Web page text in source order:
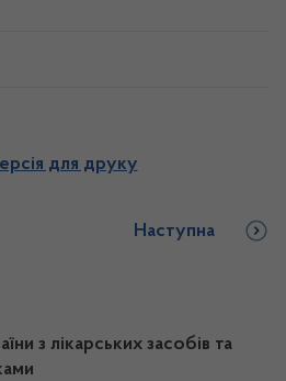
для друку
Наступна
з лікарських засобів та